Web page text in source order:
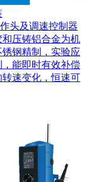
头及调速控制器
压铸铝合金为机
钢精制，实验应
能即时有效补偿
速变化，恒速可